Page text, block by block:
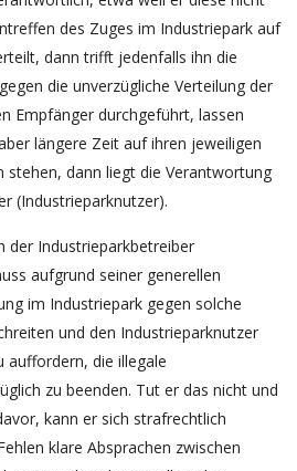
des Zuges im Industriepark auf
dann trifft jedenfalls ihn die
die unverzügliche Verteilung der
Empfänger durchgeführt, lassen
längere Zeit auf ihren jeweiligen
stehen, dann liegt die Verantwortung
(Industrieparknutzer).
der Industrieparkbetreiber
aufgrund seiner generellen
im Industriepark gegen solche
und den Industrieparknutzer
auffordern, die illegale
zu beenden. Tut er das nicht und
kann er sich strafrechtlich
klare Absprachen zwischen